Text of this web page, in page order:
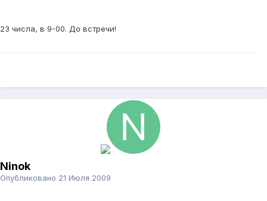
23 числа, в 9-00. До встречи!
Ninok
Опубликовано 21 Июля 2009